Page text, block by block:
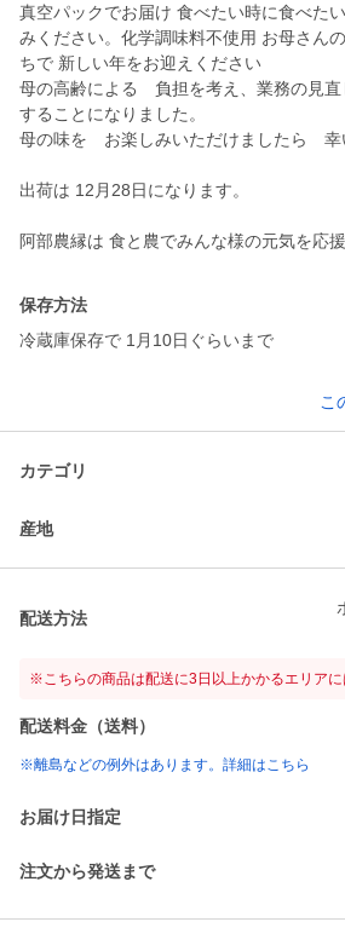
真空パックでお届け 食べたい時に食べた
みください。化学調味料不使用 お母さん
ちで 新しい年をお迎えください
母の高齢による 負担を考え、業務の見直
することになりました。
母の味を お楽しみいただけましたら 幸
出荷は 12月28日になります。
阿部農縁は 食と農でみんな様の元気を応援
保存方法
冷蔵庫保存で 1月10日ぐらいまで
こ
カテゴリ
産地
配送方法
※こちらの商品は配送に3日以上かかるエリア
配送料金（送料）
※離島などの例外はあります。詳細はこちら
お届け日指定
注文から発送まで